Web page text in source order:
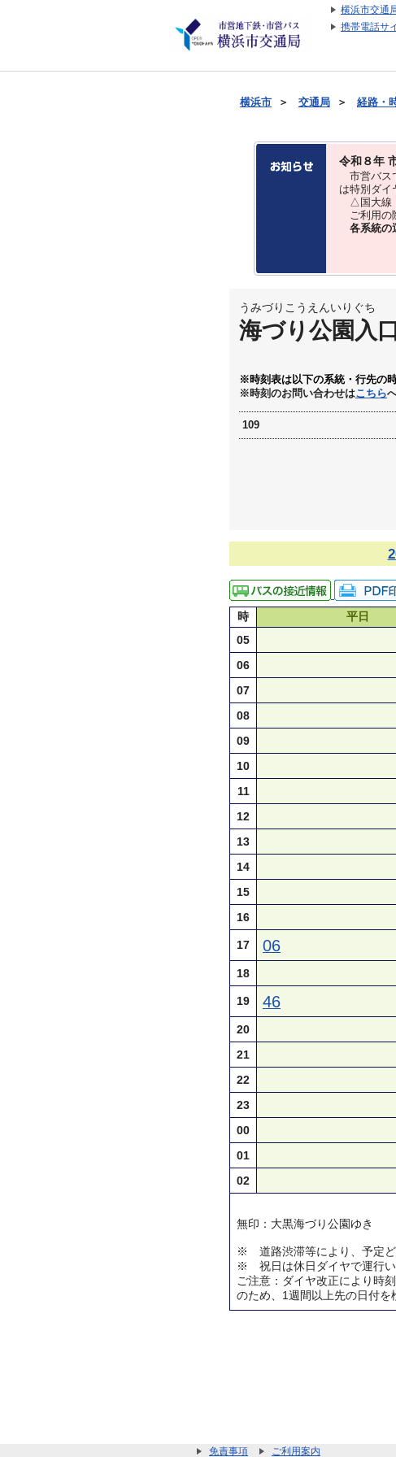
横浜市交通
携帯電話サ
横浜市 ＞ 交通局 ＞ 経路・
令和８年
市営バス
は特別ダイ
△国大線
ご利用の
各系統の
うみづりこうえんいりぐち
海づり公園入
※時刻表は以下の系統・行先の
※時刻のお問い合わせはこちら
109
時 平日
05
06
07
08
09
10
11
12
13
14
15
16
17 06
18
19 46
20
21
22
23
00
01
02
無印：大黒海づり公園ゆき
※ 道路渋滞等により、予定ど
※ 祝日は休日ダイヤで運行い
ご注意：ダイヤ改正により時
のため、1週間以上先の日付を
免責事項 ご利用案内